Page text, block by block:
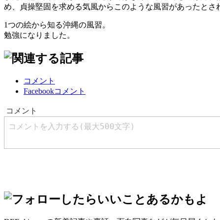
め、貞操堅固を求める気風からこのような風習があったとさ
1つの絵から知る沖縄の風習。
勉強になりました。
コメント
Facebookコメント